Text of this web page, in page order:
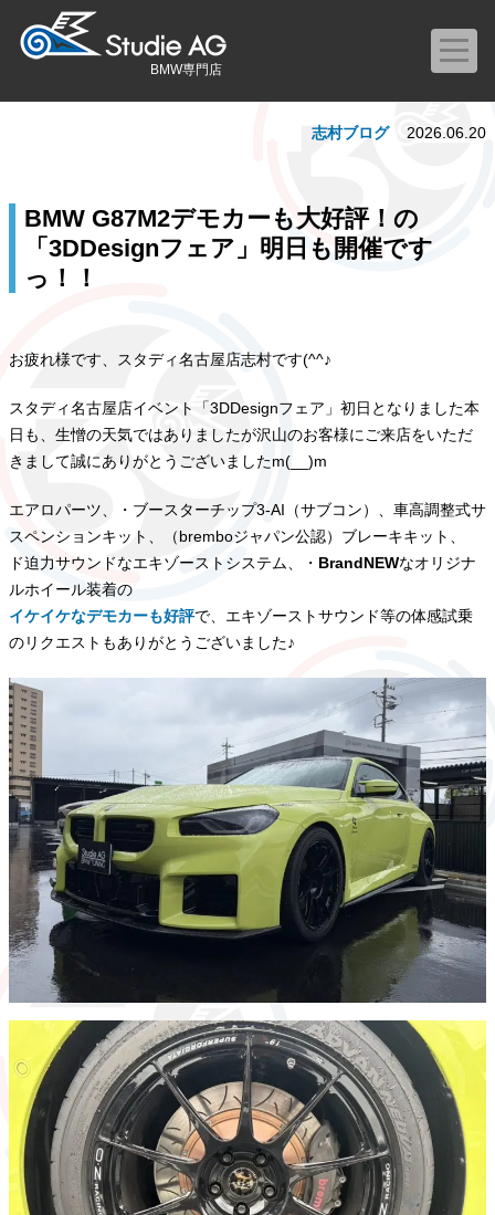
BMW専門店
BMW G87M2デモカーも大好評！の
「3DDesignフェア」明日も開催です
っ！！
志村ブログ 2026.06.20
お疲れ様です、スタディ名古屋店志村です(^^♪
スタディ名古屋店イベント「3DDesignフェア」初日となりました本
日も、生憎の天気ではありましたが沢山のお客様にご来店をいただ
きまして誠にありがとうございましたm(__)m
エアロパーツ、・ブースターチップ3-AI（サブコン）、車高調整式サ
スペンションキット、（bremboジャパン公認）ブレーキキット、
ド迫力サウンドなエキゾーストシステム、・ BrandNEWなオリジナ
ルホイール装着の
イケイケなデモカーも好評で、エキゾーストサウンド等の体感試乗
のリクエストもありがとうございました♪